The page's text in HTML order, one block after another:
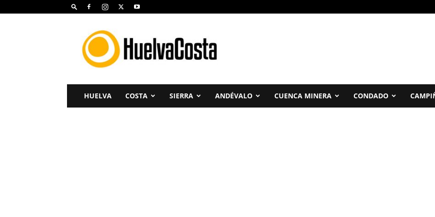
Huelva
Costa
HUELVA COSTA SIERRA ANDÉVALO CUENCA MINERA CONDADO